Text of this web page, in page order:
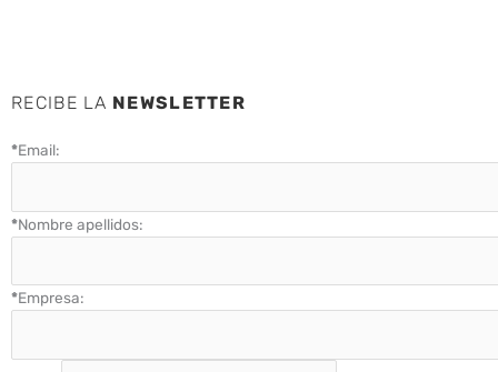
RECIBE LA NEWSLETTER
*Email:
*Nombre apellidos:
*Empresa: